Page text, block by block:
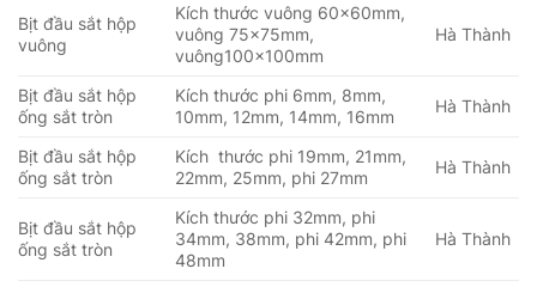
Bịt đầu sắt hộp
vuông
Kích thước vuông 60x60mm,
vuông 75x75mm,
vuông100x100mm
Hà Thành
Bịt đầu sắt hộp
ống sắt tròn
Kích thước phi 6mm, 8mm,
10mm, 12mm, 14mm, 16mm
Hà Thành
Bịt đầu sắt hộp
ống sắt tròn
Kích thước phi 19mm, 21mm,
22mm, 25mm, phi 27mm
Hà Thành
Bịt đầu sắt hộp
ống sắt tròn
Kích thước phi 32mm, phi
34mm, 38mm, phi 42mm, phi
48mm
Hà Thành